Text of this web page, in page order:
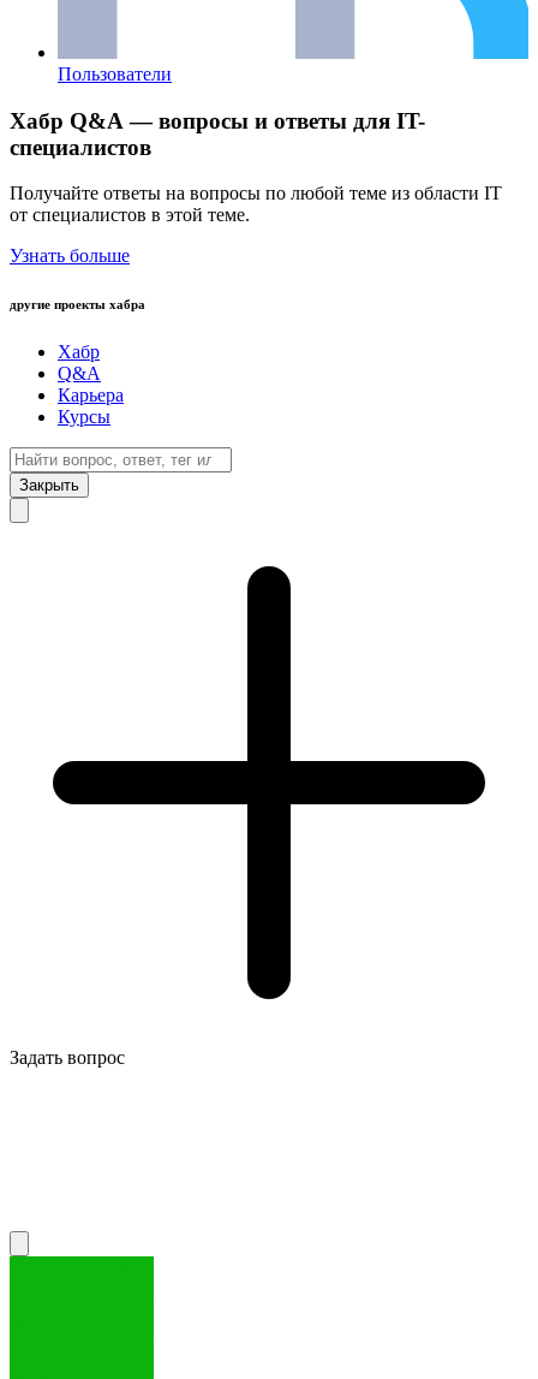
Пользователи
Хабр Q&A — вопросы и ответы для IT-
специалистов
Получайте ответы на вопросы по любой теме из области IT
от специалистов в этой теме.
Узнать больше
другие проекты хабра
Хабр
Q&A
Карьера
Курсы
Закрыть
Задать вопрос